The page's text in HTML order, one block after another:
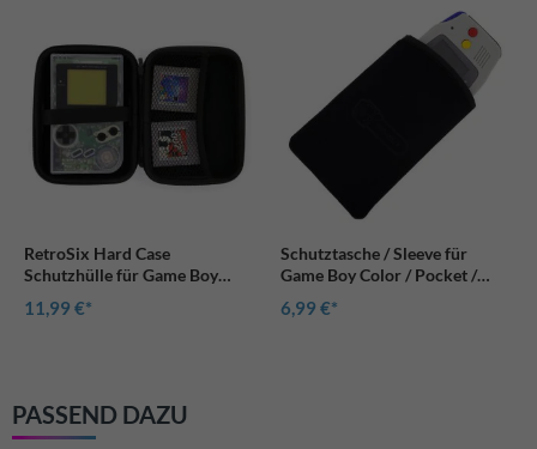
RetroSix Hard Case
Schutzhülle für Game Boy
Konsolen
11,99 €
Schutztasche / Sleeve für
Game Boy Color / Pocket /
6,99 €
PASSEND DAZU